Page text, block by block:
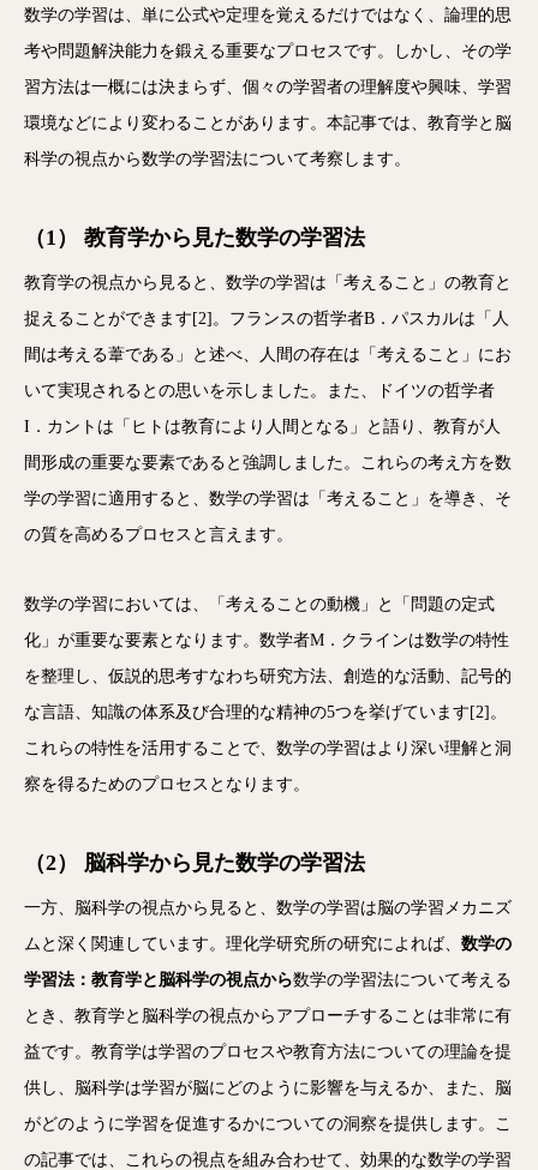
数学の学習は、単に公式や定理を覚えるだけではなく、論理的思
考や問題解決能力を鍛える重要なプロセスです。しかし、その学
習方法は一概には決まらず、個々の学習者の理解度や興味、学習
環境などにより変わることがあります。本記事では、教育学と脳
科学の視点から数学の学習法について考察します。
（1） 教育学から見た数学の学習法
教育学の視点から見ると、数学の学習は「考えること」の教育と
捉えることができます[2]。フランスの哲学者B．パスカルは「人
間は考える葦である」と述べ、人間の存在は「考えること」にお
いて実現されるとの思いを示しました。また、ドイツの哲学者
I．カントは「ヒトは教育により人間となる」と語り、教育が人
間形成の重要な要素であると強調しました。これらの考え方を数
学の学習に適用すると、数学の学習は「考えること」を導き、そ
の質を高めるプロセスと言えます。
数学の学習においては、「考えることの動機」と「問題の定式
化」が重要な要素となります。数学者M．クラインは数学の特性
を整理し、仮説的思考すなわち研究方法、創造的な活動、記号的
な言語、知識の体系及び合理的な精神の5つを挙げています[2]。
これらの特性を活用することで、数学の学習はより深い理解と洞
察を得るためのプロセスとなります。
（2） 脳科学から見た数学の学習法
一方、脳科学の視点から見ると、数学の学習は脳の学習メカニズ
ムと深く関連しています。理化学研究所の研究によれば、 数学の
学習法：教育学と脳科学の視点から数学の学習法について考える
とき、教育学と脳科学の視点からアプローチすることは非常に有
益です。教育学は学習のプロセスや教育方法についての理論を提
供し、脳科学は学習が脳にどのように影響を与えるか、また、脳
がどのように学習を促進するかについての洞察を提供します。こ
の記事では、これらの視点を組み合わせて、効果的な数学の学習